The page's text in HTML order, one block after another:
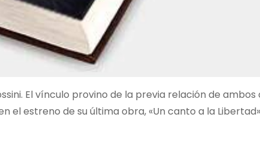
El vínculo provino de la previa relación de ambos
el estreno de su última obra, «Un canto a la